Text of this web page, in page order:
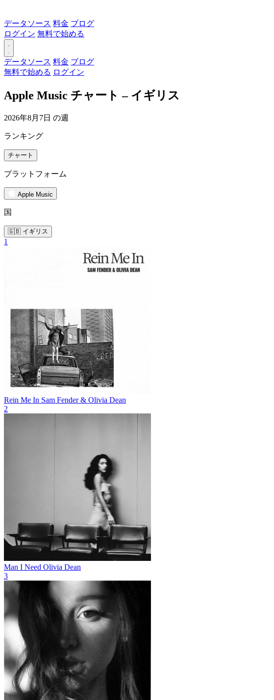
データソース 料金 ブログ
ログイン 無料で始める
データソース 料金 ブログ
無料で始める ログイン
Apple Music チャート – イギリス
2026年8月7日 の週
ランキング
チャート
プラットフォーム
Apple Music
国
🇬🇧 イギリス
1
Rein Me In Sam Fender & Olivia Dean
2
Man I Need Olivia Dean
3